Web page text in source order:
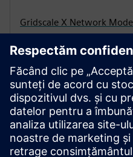
Gridscale X Network
rețea între sisteme,
modelului și eficientizează
oferind utilităților modele
fiabile, native CIM.